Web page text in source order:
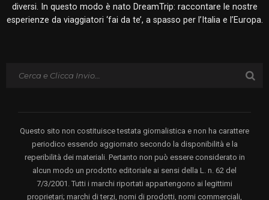
diversi. In questo modo è nato DreamTrip: raccontare le nostre
esperienze da viaggiatori ‘fai da te’, a spasso per l’Italia e l’Europa.
Questo sito non costituisce testata giornalistica e non ha carattere
periodico essendo aggiornato secondo la disponibilità e la
reperibilità dei materiali. Pertanto non può essere considerato in
alcun modo un prodotto editoriale ai sensi della L. n. 62 del
7/3/2001. Tutti i marchi riportati appartengono ai legittimi
proprietari; marchi di terzi, nomi di prodotti, nomi commerciali,